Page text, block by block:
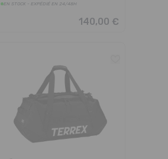
EN STOCK - EXPÉDIÉ EN 24/48H
140,00 €